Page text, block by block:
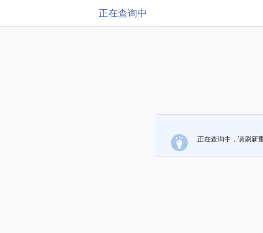
正在查询中
正在查询中，请刷新